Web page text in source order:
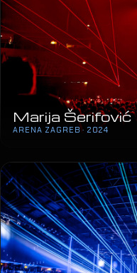
Marija Šerifović
ARENA ZAGREB · 2024